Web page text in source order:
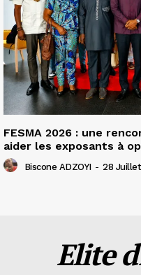
FESMA 2026 : une
aider les exposants à
Biscone ADZOYI - 28
Elite